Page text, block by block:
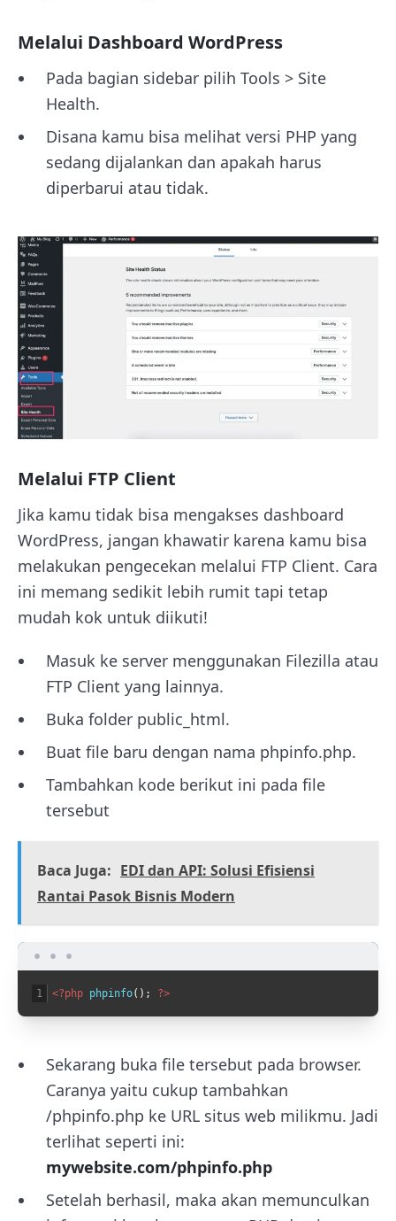
Melalui Dashboard WordPress
Pada bagian sidebar pilih Tools > Site
Health.
Disana kamu bisa melihat versi PHP yang
sedang dijalankan dan apakah harus
diperbarui atau tidak.
Melalui FTP Client
Jika kamu tidak bisa mengakses dashboard
WordPress, jangan khawatir karena kamu bisa
melakukan pengecekan melalui FTP Client. Cara
ini memang sedikit lebih rumit tapi tetap
mudah kok untuk diikuti!
Masuk ke server menggunakan Filezilla atau
FTP Client yang lainnya.
Buka folder public_html.
Buat file baru dengan nama phpinfo.php.
Tambahkan kode berikut ini pada file
tersebut
Baca Juga: EDI dan API: Solusi Efisiensi
Rantai Pasok Bisnis Modern
1 <?php phpinfo( ) ; ?>
Sekarang buka file tersebut pada browser.
Caranya yaitu cukup tambahkan
/phpinfo.php ke URL situs web milikmu. Jadi
terlihat seperti ini:
mywebsite.com/phpinfo.php
Setelah berhasil, maka akan memunculkan